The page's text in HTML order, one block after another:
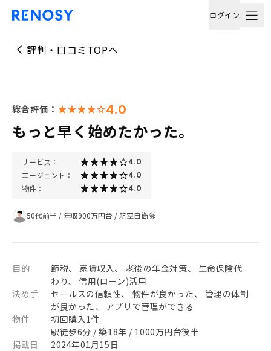
ログイン
評判・口コミTOPへ
総合評価： 4.0
もっと早く始めたかった。
サービス： 4.0
エージェント： 4.0
物件： 4.0
50代前半 / 年収900万円台 /航空自衛隊
目的
節税、 家賃収入、 老後の年金対策、 生命保険代
わり、 信用(ローン)活用
決め手
セールスの信頼性、 物件が良かった、 管理の体制
が良かった、 アプリで管理ができる
物件
初回購入1件
駅徒歩6分 / 築18年 / 1000万円台後半
掲載日
2024年01月15日